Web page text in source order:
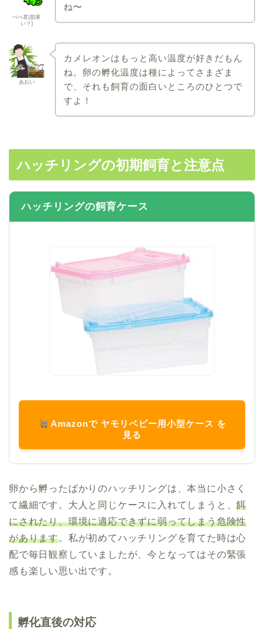
ぺぺ君(肌寒
い？)
ね〜
あおい
カメレオンはもっと高い温度が好きだもん
ね。卵の孵化温度は種によってさまざま
で、それも飼育の面白いところのひとつで
すよ！
ハッチリングの初期飼育と注意点
ハッチリングの飼育ケース
Amazonで ヤモリベビー用小型ケース を
見る
卵から孵ったばかりのハッチリングは、本当に小さく
て繊細です。大人と同じケースに入れてしまうと、餌
にされたり、環境に適応できずに弱ってしまう危険性
があります。私が初めてハッチリングを育てた時は心
配で毎日観察していましたが、今となってはその緊張
感も楽しい思い出です。
孵化直後の対応